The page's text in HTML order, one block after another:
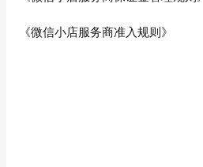
《微信小店服务商准入规则》